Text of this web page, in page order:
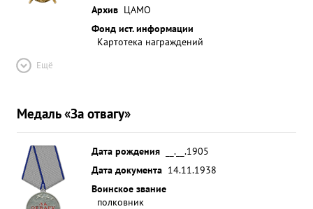
Архив ЦАМО
Фонд ист. информации
Картотека награждений
Ещё
Медаль «За отвагу»
Дата рождения
__.__.1905
Дата документа 14.11.1938
Воинское звание
полковник